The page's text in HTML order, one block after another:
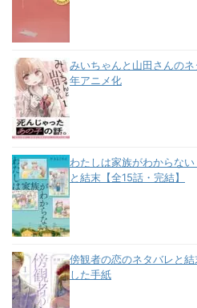
みいちゃんと山田さんの
年アニメ化
わたしは家族がわからな
と結末【全15話・完結】
傍観者の恋のネタバレと
した手紙